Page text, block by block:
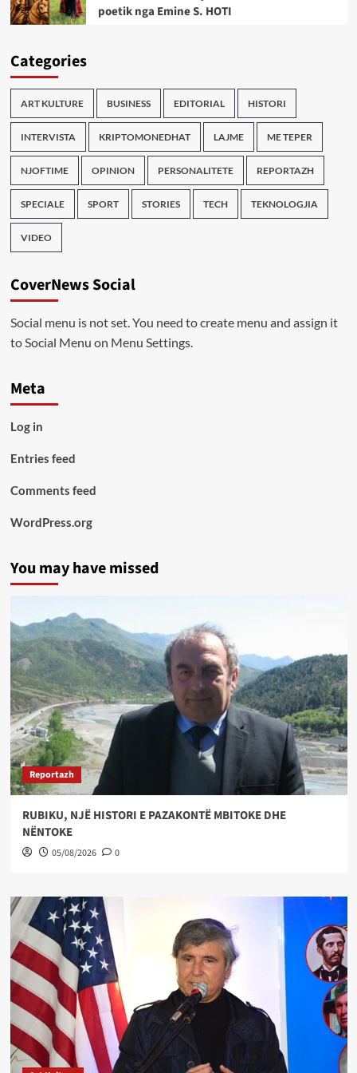
poetik nga Emine S. HOTI
Categories
ART KULTURE BUSINESS EDITORIAL HISTORI
INTERVISTA KRIPTOMONEDHAT LAJME ME TEPER
NJOFTIME OPINION PERSONALITETE REPORTAZH
SPECIALE SPORT STORIES TECH TEKNOLOGJIA
VIDEO
CoverNews Social
Social menu is not set. You need to create menu and assign it
to Social Menu on Menu Settings.
Meta
Log in
Entries feed
Comments feed
WordPress.org
You may have missed
Reportazh
RUBIKU, NJË HISTORI E PAZAKONTË MBITOKE DHE
NËNTOKE
05/08/2026 0